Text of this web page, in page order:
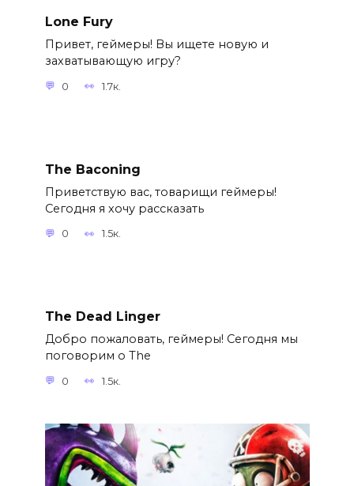
Lone Fury
Привет, геймеры! Вы ищете новую и
захватывающую игру?
0 1.7к.
The Baconing
Приветствую вас, товарищи геймеры!
Сегодня я хочу рассказать
0 1.5к.
The Dead Linger
Добро пожаловать, геймеры! Сегодня мы
поговорим о The
0 1.5к.